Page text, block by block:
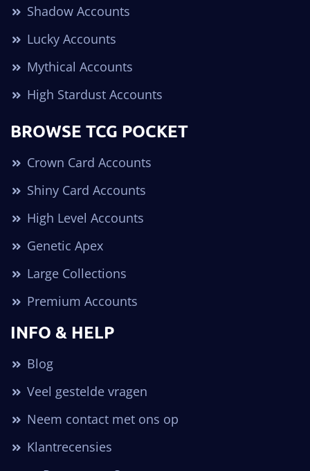
Shadow Accounts
Lucky Accounts
Mythical Accounts
High Stardust Accounts
BROWSE TCG POCKET
Crown Card Accounts
Shiny Card Accounts
High Level Accounts
Genetic Apex
Large Collections
Premium Accounts
INFO & HELP
Blog
Veel gestelde vragen
Neem contact met ons op
Klantrecensies